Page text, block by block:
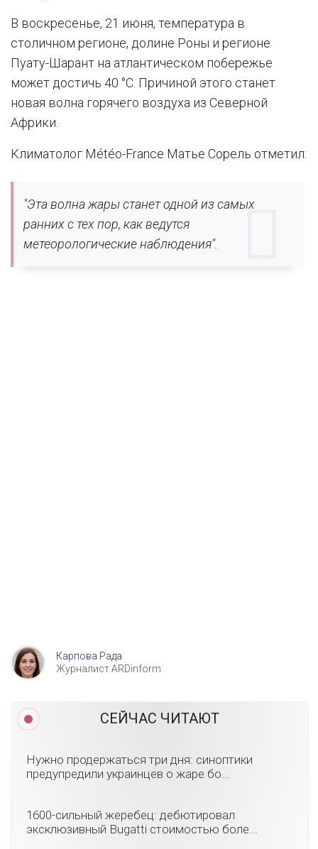
В воскресенье, 21 июня, температура в
столичном регионе, долине Роны и регионе
Пуату-Шарант на атлантическом побережье
может достичь 40 °C. Причиной этого станет
новая волна горячего воздуха из Северной
Африки.
Климатолог Météo-France Матье Сорель отметил:
"Эта волна жары станет одной из самых
ранних с тех пор, как ведутся
метеорологические наблюдения".
Карпова Рада
Журналист ARDinform
СЕЙЧАС ЧИТАЮТ
Нужно продержаться три дня: синоптики
предупредили украинцев о жаре бо...
1600-сильный жеребец: дебютировал
эксклюзивный Bugatti стоимостью боле...